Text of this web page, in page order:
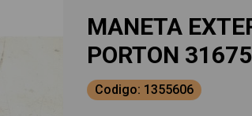
MANETA
PORTON
Codigo: 1355606